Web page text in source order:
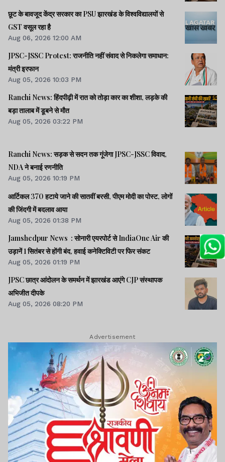
छूट के बावजूद केंद्र सरकार का PSU झारखंड के विश्वविद्यालयों से
GST वसूल रहा है
Aug 06, 2026 12:00 AM
JPSC-JSSC Protest: राजनीति नहीं संवाद से निकलेगा समाधान:
मंत्री इरफान
Aug 05, 2026 10:03 PM
Ranchi News: हिंदपीढ़ी में रात को तोड़ा कार का शीशा, लड़के की
बड़ा तालाब में डूबने से मौत
Aug 05, 2026 03:22 PM
Ranchi News: सड़क से सदन तक गूंजेगा JPSC-JSSC विवाद,
NDA ने बनाई रणनीति
Aug 05, 2026 10:19 PM
आर्टिकल 370 हटाये जाने की सातवीं बरसी, पीएम मोदी का पोस्ट, लोगों
की जिंदगी में बदलाव आया
Aug 05, 2026 01:38 PM
Jamshedpur News : सोनारी एयरपोर्ट से IndiaOne Air की
उड़ानें 1 सितंबर से होंगी बंद, हवाई कनेक्टिविटी पर फिर संकट
Aug 05, 2026 01:19 PM
JPSC छात्र आंदोलन के समर्थन में झारखंड आएंगे CJP संस्थापक
अभिजीत दीपके
Aug 05, 2026 08:20 PM
Advertisement